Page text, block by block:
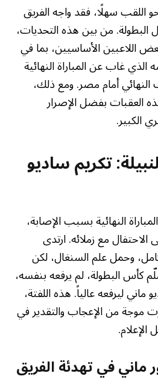
اللقب سهلًا، فقد واجه الفريق
البطولة. من بين هذه التحديات،
اللاعبين الأساسيين، بما في
الذي غاب عن المباراة النهائية
أمام مصر. ومع ذلك،
العقبات بفضل الإصرار
الكبير.
تكريم ساديو
النهائية بسبب الإصابة،
مع زملائه. ارتدى
وحمل علم السنغال، لكن
كأس البطولة، لم يرفعه بنفسه،
ماني ليرفعه عالياً. هذه اللفتة،
موجة من الإعجاب والتقدير في
في تهدئة الفريق